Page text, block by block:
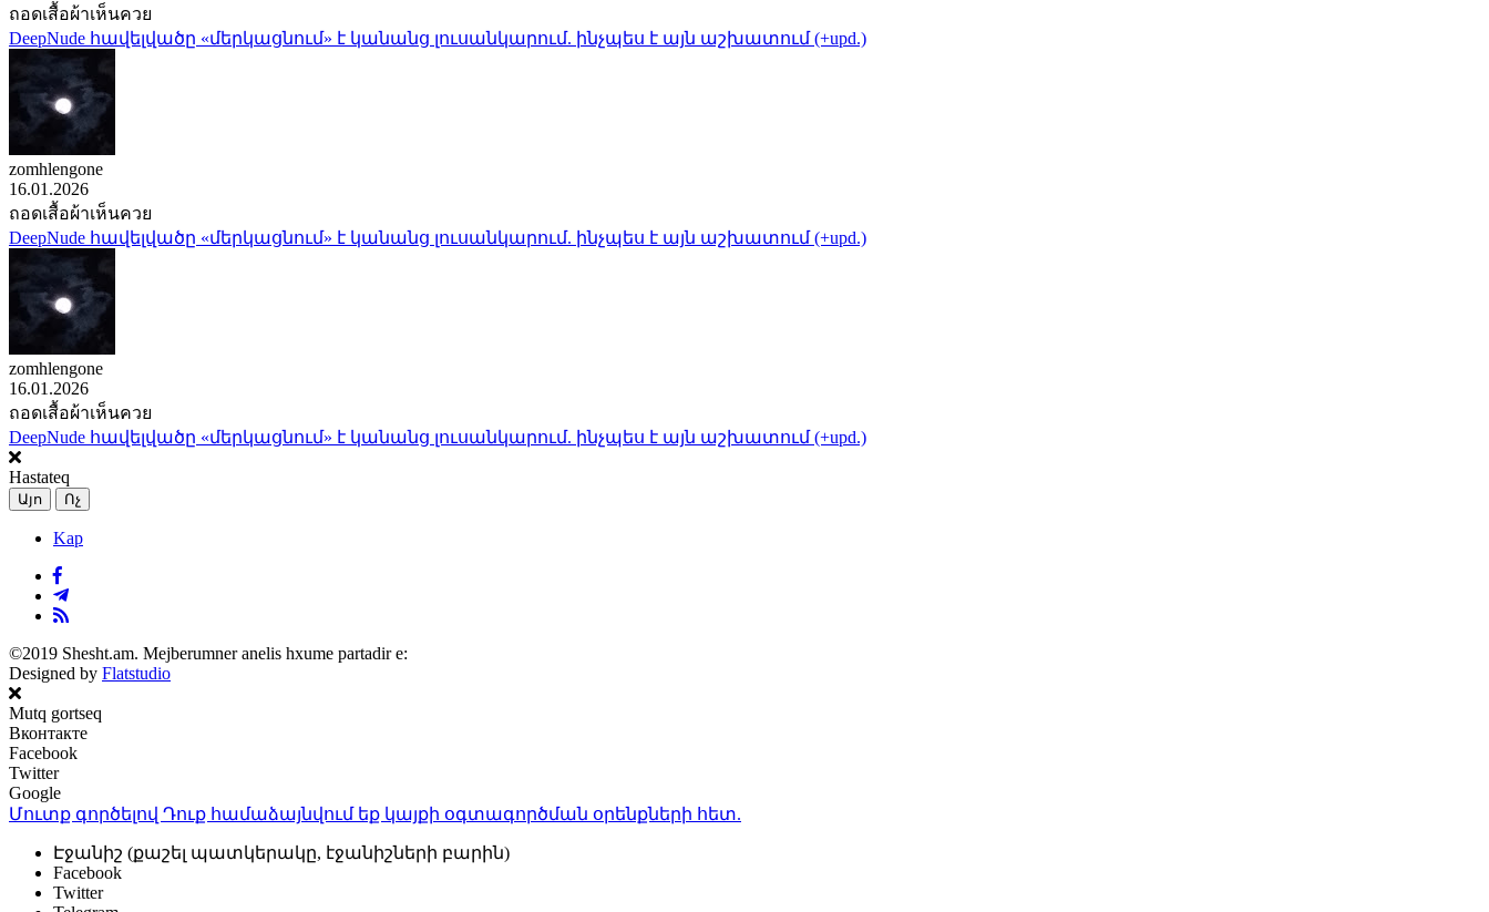
ถอดเสื้อผ้าเห็นควย
DeepNude հավելվածը «մերկացնում» է կանանց լուսանկարում. ինչպես է այն աշխատում (+upd.)
zomhlengone
16.01.2026
ถอดเสื้อผ้าเห็นควย
DeepNude հավելվածը «մերկացնում» է կանանց լուսանկարում. ինչպես է այն աշխատում (+upd.)
zomhlengone
16.01.2026
ถอดเสื้อผ้าเห็นควย
DeepNude հավելվածը «մերկացնում» է կանանց լուսանկարում. ինչպես է այն աշխատում (+upd.)
Hastateq
Այո Ոչ
Kap
©2019 Shesht.am. Mejberumner anelis hxume partadir e:
Designed by Flatstudio
Mutq gortseq
Вконтакте
Facebook
Twitter
Google
Մուտք գործելով Դուք համաձայնվում եք կայքի օգտագործման օրենքների հետ.
Էջանիշ (քաշել պատկերակը, էջանիշների բարին)
Facebook
Twitter